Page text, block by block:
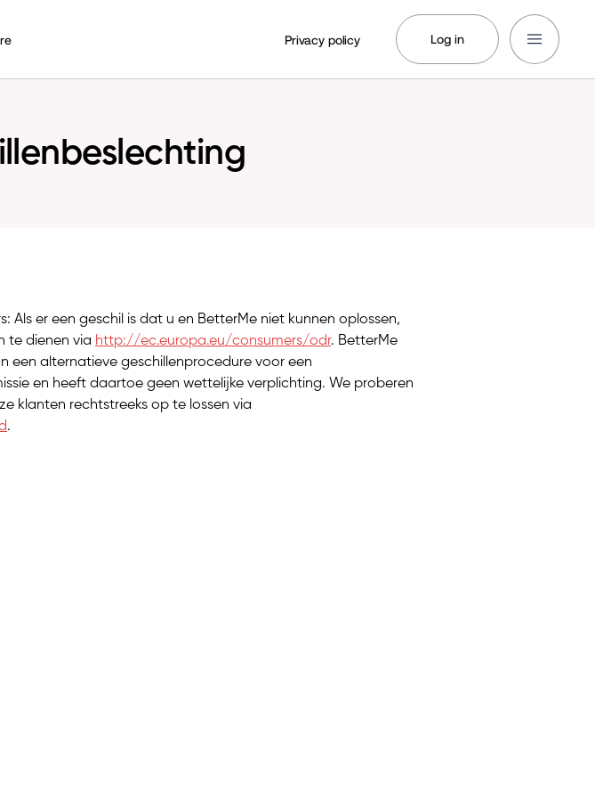
Privacy policy Log in
Als er een geschil is dat u en BetterMe niet kunnen oplossen,
te dienen via http://ec.europa.eu/consumers/odr. BetterMe
een alternatieve geschillenprocedure voor een
en heeft daartoe geen wettelijke verplichting. We proberen
klanten rechtstreeks op te lossen via
.